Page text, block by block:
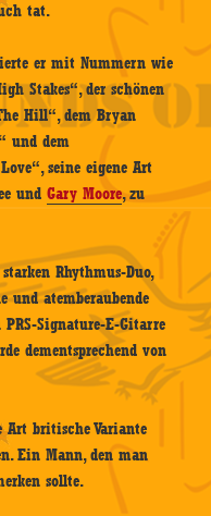
tat.
er mit Nummern wie
Stakes“, der schönen
Hill“, dem Bryan
und dem
seine eigene Art
undGary Moore, zu
Rhythmus-Duo,
atemberaubende
Signature-E-Gitarre
dementsprechend von
britische Variante
Ein Mann, den man
sollte.